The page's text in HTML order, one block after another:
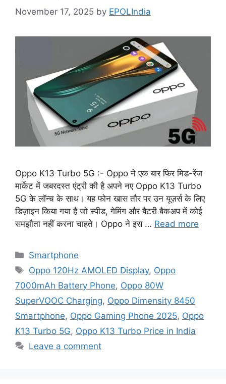
November 17, 2025 by EPOLIndia
Oppo K13 Turbo 5G :- Oppo ने एक बार फिर मिड-रेंज
मार्केट में जबरदस्त एंट्री की है अपने नए Oppo K13 Turbo
5G के लॉन्च के साथ। यह फोन खास तौर पर उन यूज़र्स के लिए
डिज़ाइन किया गया है जो स्पीड, गेमिंग और बैटरी बैकअप में कोई
समझौता नहीं करना चाहते। Oppo ने इस … Read more
Categories
Smartphone
Tags
Oppo 120Hz AMOLED Display, Oppo
7000mAh Battery Phone, Oppo 80W
SuperVOOC Charging, Oppo Dimensity 8450
Smartphone, Oppo Gaming Phone 2025, Oppo
K13 Turbo 5G, Oppo K13 Turbo Price in India
Leave a comment